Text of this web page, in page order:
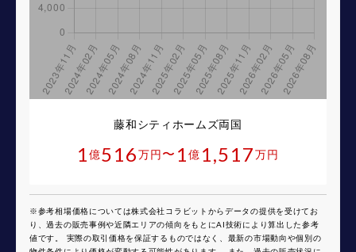
藤和シティホームズ両国
1億516万円 〜 1億 1,517万円
※参考相場価格については株式会社コラビットからデータの提供を受けてお
り、過去の販売事例や近隣エリアの傾向をもとにAI技術により算出した参考
値です。 実際の取引価格を保証するものではなく、最新の市場動向や個別の